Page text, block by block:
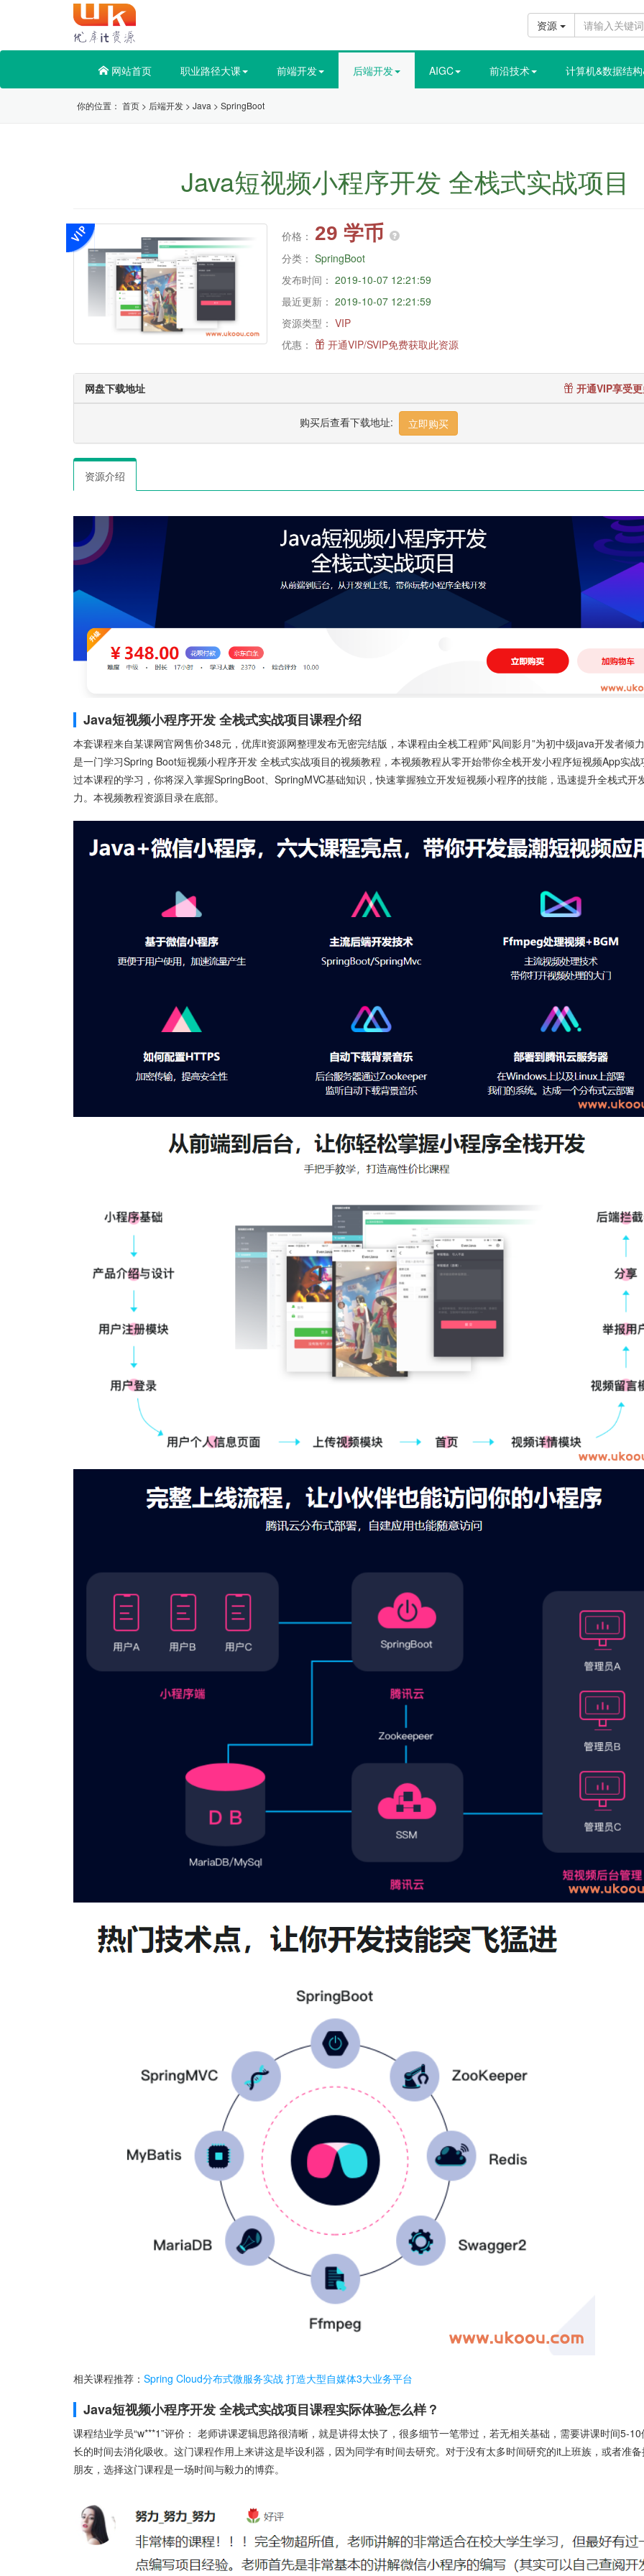
资源
网站首页 职业路径大课 前端开发 后端开发 AIGC 前沿技术 计算机&数据结
你的位置： 首页 > 后端开发 > Java > SpringBoot
Java短视频小程序开发 全栈式实战项目
价格： 29 学币
分类： SpringBoot
发布时间： 2019-10-07 12:21:59
最近更新： 2019-10-07 12:21:59
资源类型： VIP
优惠：
开通VIP/SVIP免费获取此资源
开通VIP享受
网盘下载地址
购买后查看下载地址: 立即购买
资源介绍
Java短视频小程序开发 全栈式实战项目课程介绍
本套课程来自某课网官网售价348元，优库it资源网整理发布无密完结版，本课程由全栈工程师”风间影月”为初中级java开发者倾
是一门学习Spring Boot短视频小程序开发 全栈式实战项目的视频教程，本视频教程从零开始带你全栈开发小程序短视频App实战
过本课程的学习，你将深入掌握SpringBoot、SpringMVC基础知识，快速掌握独立开发短视频小程序的技能，迅速提升全栈式开
力。本视频教程资源目录在底部。
相关课程推荐： Spring Cloud分布式微服务实战 打造大型自媒体3大业务平台
Java短视频小程序开发 全栈式实战项目课程实际体验怎么样？
课程结业学员“w***1”评价： 老师讲课逻辑思路很清晰，就是讲得太快了，很多细节一笔带过，若无相关基础，需要讲课时间5-
长的时间去消化吸收。这门课程作用上来讲这是毕设利器，因为同学有时间去研究。对于没有太多时间研究的it上班族，或者准
朋友，选择这门课程是一场时间与毅力的博弈。